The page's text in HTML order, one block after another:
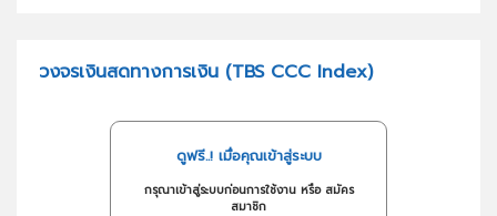
วงจรเงินสดทางการเงิน (TBS CCC Index)
ดูฟรี..! เมื่อคุณเข้าสู่ระบบ
กรุณาเข้าสู่ระบบก่อนการใช้งาน หรือ สมัคร
สมาชิก